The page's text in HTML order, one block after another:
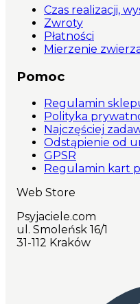
Czas realizacji,
Zwroty
Płatności
Mierzenie
Pomoc
Regulamin
Polityka
Najczęściej
Odstąpienie od
GPSR
Regulamin kart
Web Store
Psyjaciele.com
ul. Smoleńsk 16/1
31-112 Kraków